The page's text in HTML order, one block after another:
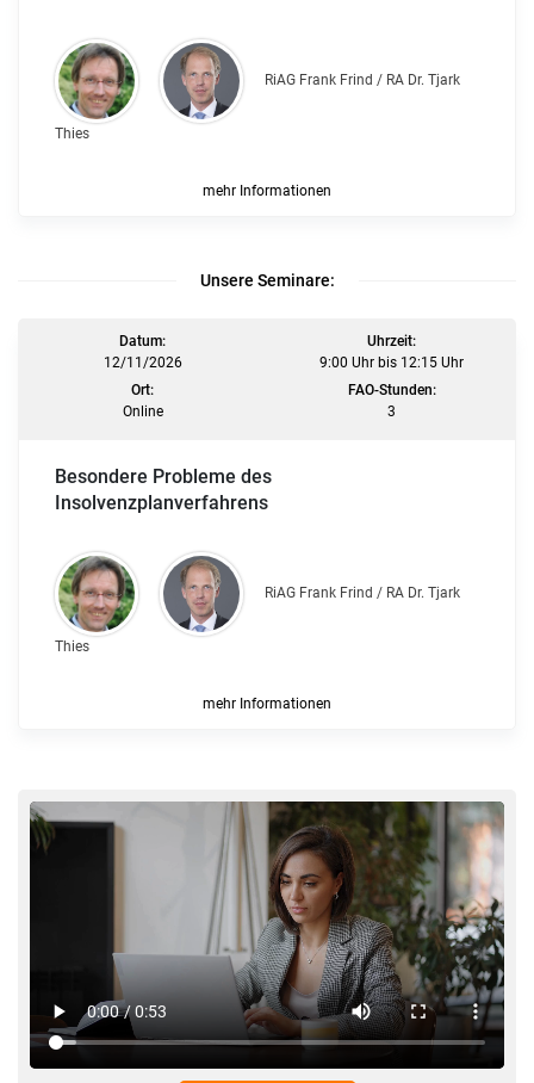
RiAG Frank Frind / RA Dr. Tjark
Thies
mehr Informationen
Unsere Seminare:
Datum:
12/11/2026
Uhrzeit:
9:00 Uhr bis 12:15 Uhr
Ort:
Online
FAO-Stunden:
3
Besondere Probleme des
Insolvenzplanverfahrens
RiAG Frank Frind / RA Dr. Tjark
Thies
mehr Informationen